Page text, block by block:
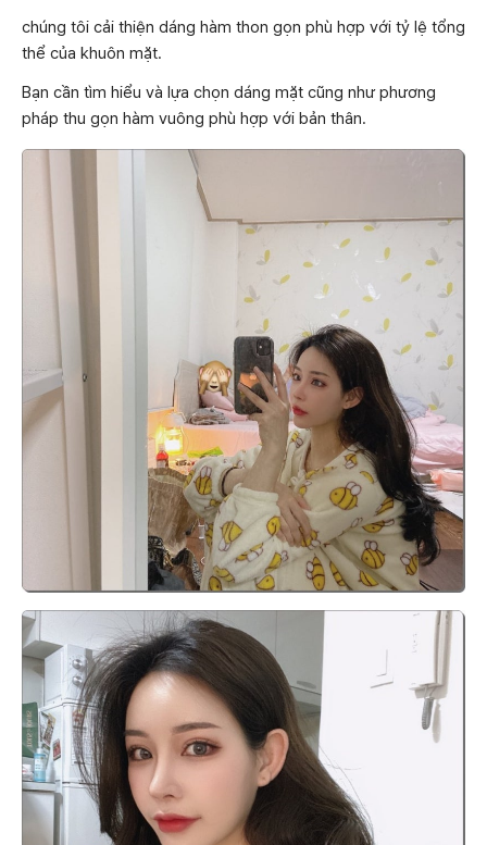
chúng tôi cải thiện dáng hàm thon gọn phù hợp với tỷ lệ tổng
thể của khuôn mặt.
Bạn cần tìm hiểu và lựa chọn dáng mặt cũng như phương
pháp thu gọn hàm vuông phù hợp với bản thân.